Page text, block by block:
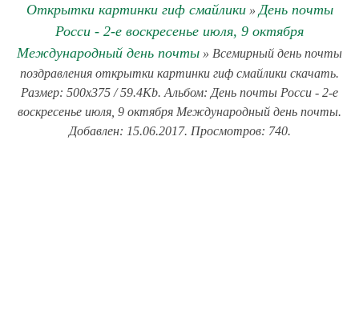
Открытки картинки гиф смайлики» День почты
Росси - 2-е воскресенье июля, 9 октября
Международный день почты » Всемирный день почты
поздравления открытки картинки гиф смайлики скачать.
Размер: 500x375 / 59.4Kb. Альбом: День почты Росси - 2-е
воскресенье июля, 9 октября Международный день почты.
Добавлен: 15.06.2017. Просмотров: 740.